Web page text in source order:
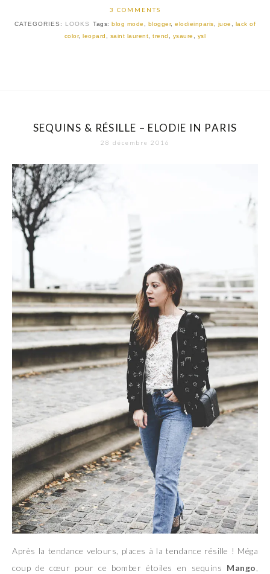
3 COMMENTS
CATEGORIES: LOOKS Tags: blog mode , blogger, elodieinparis, juoe ,
lack of
color, leopard , saint laurent,trend , ysaure , ysl
SEQUINS & RÉSILLE – ELODIE IN PARIS
28 décembre 2016
Après la tendance velours, places à la tendance résille ! Méga
coup de cœur pour ce bomber étoiles en sequins Mango